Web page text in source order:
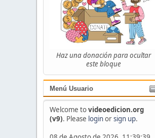
Haz una donación para ocultar
este bloque
Menú Usuario
Welcome tovideoedicion.org
(v9). Please loginorsign up.